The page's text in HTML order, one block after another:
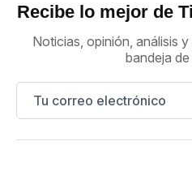
Recibe lo mejor de
Noticias, opinión, análisis
bandeja